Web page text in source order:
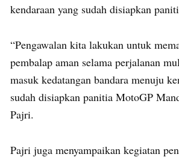
kendaraan yang sudah disiapkan
“Pengawalan kita lakukan untuk
pembalap aman selama perjalanan
masuk kedatangan bandara menuju
sudah disiapkan panitia MotoGP
Pajri.
Pajri juga menyampaikan kegiatan